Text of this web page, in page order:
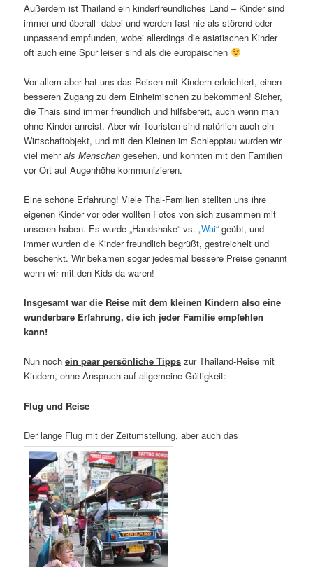
Außerdem ist Thailand ein kinderfreundliches Land – Kinder sind
immer und überall dabei und werden fast nie als störend oder
unpassend empfunden, wobei allerdings die asiatischen Kinder
oft auch eine Spur leiser sind als die europäischen
Vor allem aber hat uns das Reisen mit Kindern erleichtert, einen
besseren Zugang zu dem Einheimischen zu bekommen! Sicher,
die Thais sind immer freundlich und hilfsbereit, auch wenn man
ohne Kinder anreist. Aber wir Touristen sind natürlich auch ein
Wirtschaftobjekt, und mit den Kleinen im Schlepptau wurden wir
viel mehrals Menschen gesehen, und konnten mit den Familien
vor Ort auf Augenhöhe kommunizieren.
Eine schöne Erfahrung! Viele Thai-Familien stellten uns ihre
eigenen Kinder vor oder wollten Fotos von sich zusammen mit
unseren haben. Es wurde „Handshake“ vs. „Wai“ geübt, und
immer wurden die Kinder freundlich begrüßt, gestreichelt und
beschenkt. Wir bekamen sogar jedesmal bessere Preise genannt
wenn wir mit den Kids da waren!
Insgesamt war die Reise mit dem kleinen Kindern also eine
wunderbare Erfahrung, die ich jeder Familie empfehlen
kann!
Nun nochein paar persönliche Tipps zur Thailand-Reise mit
Kindern, ohne Anspruch auf allgemeine Gültigkeit:
Flug und Reise
Der lange Flug mit der Zeitumstellung, aber auch das